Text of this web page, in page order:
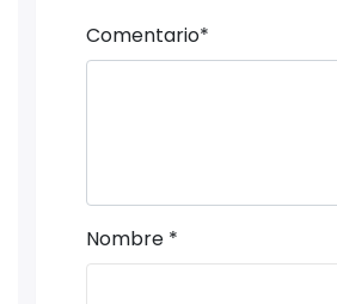
Comentario*
Nombre *